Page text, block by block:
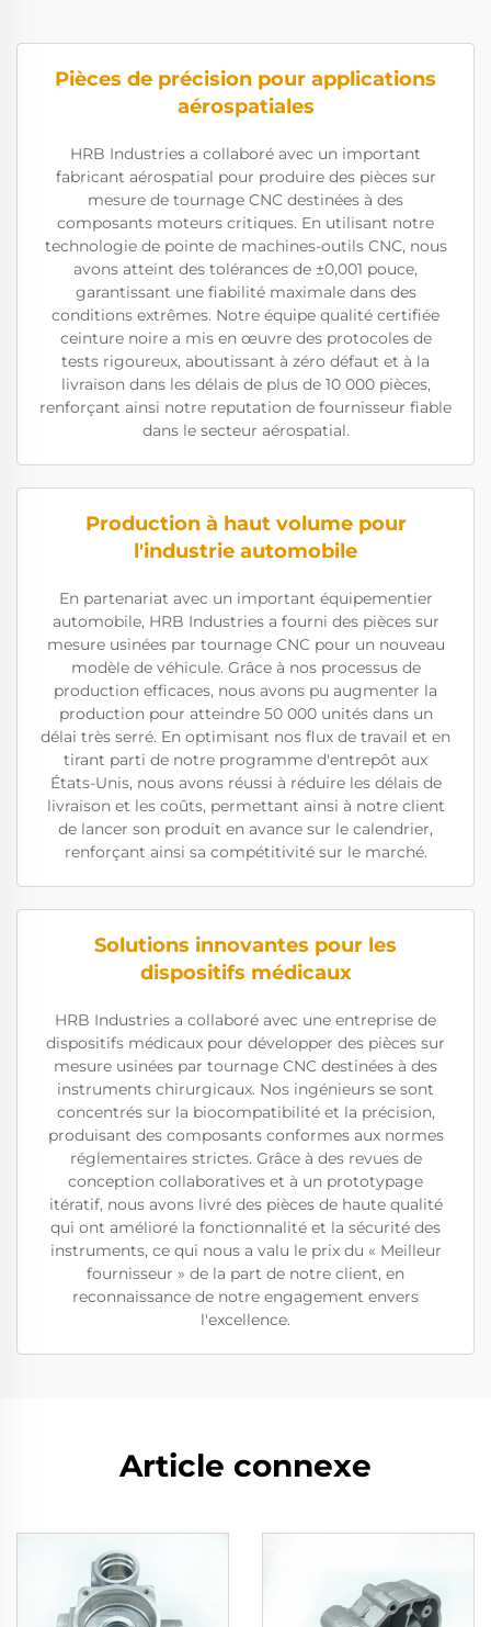
Pièces de précision pour applications
aérospatiales
HRB Industries a collaboré avec un important
fabricant aérospatial pour produire des pièces sur
mesure de tournage CNC destinées à des
composants moteurs critiques. En utilisant notre
technologie de pointe de machines-outils CNC, nous
avons atteint des tolérances de ±0,001 pouce,
garantissant une fiabilité maximale dans des
conditions extrêmes. Notre équipe qualité certifiée
ceinture noire a mis en œuvre des protocoles de
tests rigoureux, aboutissant à zéro défaut et à la
livraison dans les délais de plus de 10 000 pièces,
renforçant ainsi notre reputation de fournisseur fiable
dans le secteur aérospatial.
Production à haut volume pour
l'industrie automobile
En partenariat avec un important équipementier
automobile, HRB Industries a fourni des pièces sur
mesure usinées par tournage CNC pour un nouveau
modèle de véhicule. Grâce à nos processus de
production efficaces, nous avons pu augmenter la
production pour atteindre 50 000 unités dans un
délai très serré. En optimisant nos flux de travail et en
tirant parti de notre programme d'entrepôt aux
États-Unis, nous avons réussi à réduire les délais de
livraison et les coûts, permettant ainsi à notre client
de lancer son produit en avance sur le calendrier,
renforçant ainsi sa compétitivité sur le marché.
Solutions innovantes pour les
dispositifs médicaux
HRB Industries a collaboré avec une entreprise de
dispositifs médicaux pour développer des pièces sur
mesure usinées par tournage CNC destinées à des
instruments chirurgicaux. Nos ingénieurs se sont
concentrés sur la biocompatibilité et la précision,
produisant des composants conformes aux normes
réglementaires strictes. Grâce à des revues de
conception collaboratives et à un prototypage
itératif, nous avons livré des pièces de haute qualité
qui ont amélioré la fonctionnalité et la sécurité des
instruments, ce qui nous a valu le prix du « Meilleur
fournisseur » de la part de notre client, en
reconnaissance de notre engagement envers
l'excellence.
Article connexe